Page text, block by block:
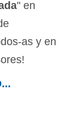
" en
as y en